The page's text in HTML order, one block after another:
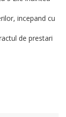
incepand cu
de prestari